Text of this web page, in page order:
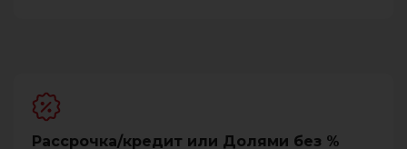
Рассрочка/кредит или Долями без %